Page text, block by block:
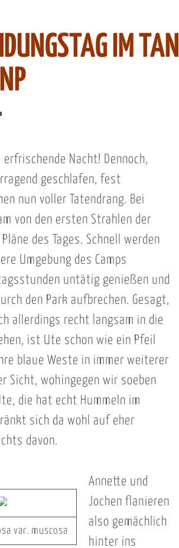
IM
Nacht! Dennoch,
geschlafen, fest
nun voller Tatendrang. Bei
von den ersten Strahlen der
des Tages. Schnell werden
Umgebung des Camps
untätig genießen und
den Park aufbrechen. Gesagt,
allerdings recht langsam in die
ist Ute schon wie ein Pfeil
blaue Weste in immer weiterer
Sicht, wohingegen wir soeben
die hat echt Hummeln im
sich da wohl auf eher
davon.
var. muscosa
Annette und
Jochen flanieren
also gemächlich
hinter ins